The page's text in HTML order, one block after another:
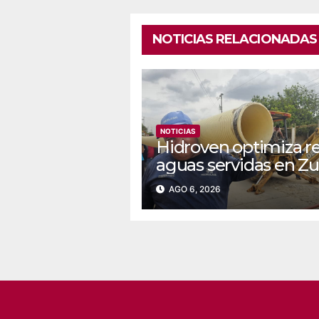
NOTICIAS RELACIONADAS
NOTICIAS
Hidroven optimiza
aguas servidas en
AGO 6, 2026